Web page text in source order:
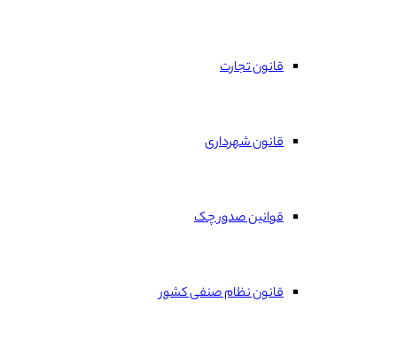
قانون تجارت
قانون شهرداری
قوانین صدور چک
قانون نظام صنفی کشور